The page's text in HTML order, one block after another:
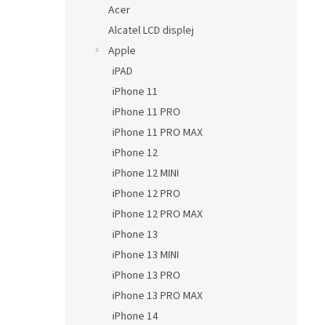
Acer
Alcatel LCD displej
Apple
iPAD
iPhone 11
iPhone 11 PRO
iPhone 11 PRO MAX
iPhone 12
iPhone 12 MINI
iPhone 12 PRO
iPhone 12 PRO MAX
iPhone 13
iPhone 13 MINI
iPhone 13 PRO
iPhone 13 PRO MAX
iPhone 14